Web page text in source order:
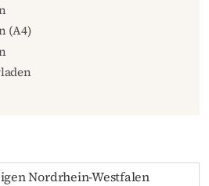
(A4)
Nordrhein-Westfalen